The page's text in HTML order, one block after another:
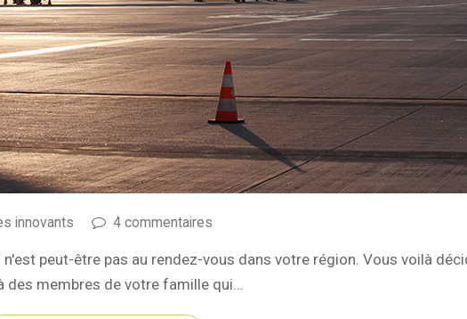
innovants 4 commentaires
peut-être pas au rendez-vous dans votre région. Vous voilà
membres de votre famille qui…